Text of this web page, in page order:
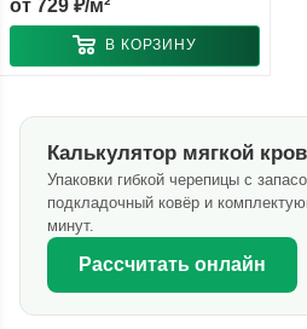
от 729 ₽/м²
В КОРЗИНУ
Калькулятор мягкой
Упаковки гибкой черепицы с
подкладочный ковёр и
минут.
Рассчитать онлайн